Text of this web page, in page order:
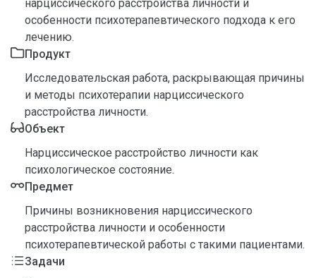
нарциссического расстройства личности и
особенности психотерапевтического подхода к его
лечению.
Продукт
Исследовательская работа, раскрывающая причины
и методы психотерапии нарциссического
расстройства личности.
Объект
Нарциссическое расстройство личности как
психологическое состояние.
Предмет
Причины возникновения нарциссического
расстройства личности и особенности
психотерапевтической работы с такими пациентами.
Задачи